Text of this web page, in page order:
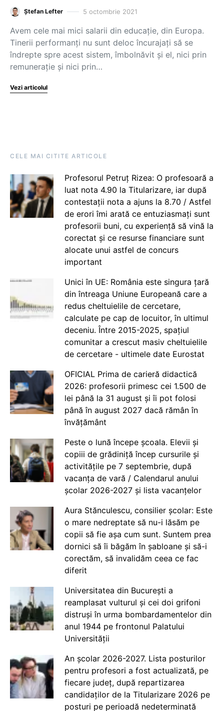
Ștefan Lefter 5 octombrie 2021
Avem cele mai mici salarii din educaţie, din Europa.
Tinerii performanţi nu sunt deloc încurajaţi să se
îndrepte spre acest sistem, îmbolnăvit şi el, nici prin
remuneraţie şi nici prin…
Vezi articolul
CELE MAI CITITE ARTICOLE
Profesorul Petruț Rizea: O profesoară a
luat nota 4.90 la Titularizare, iar după
contestații nota a ajuns la 8.70 / Astfel
de erori îmi arată ce entuziasmați sunt
profesorii buni, cu experiență să vină la
corectat și ce resurse financiare sunt
alocate unui astfel de concurs
important
Unici în UE: România este singura țară
din întreaga Uniune Europeană care a
redus cheltuielile de cercetare,
calculate pe cap de locuitor, în ultimul
deceniu. Între 2015-2025, spațiul
comunitar a crescut masiv cheltuielile
de cercetare - ultimele date Eurostat
OFICIAL Prima de carieră didactică
2026: profesorii primesc cei 1.500 de
lei până la 31 august și îi pot folosi
până în august 2027 dacă rămân în
învățământ
Peste o lună începe școala. Elevii și
copiii de grădiniță încep cursurile și
activitățile pe 7 septembrie, după
vacanța de vară / Calendarul anului
școlar 2026-2027 și lista vacanțelor
Aura Stănculescu, consilier școlar: Este
o mare nedreptate să nu-i lăsăm pe
copii să fie așa cum sunt. Suntem prea
dornici să îi băgăm în șabloane și să-i
corectăm, să invalidăm ceea ce fac
diferit
Universitatea din București a
reamplasat vulturul și cei doi grifoni
distruși în urma bombardamentelor din
anul 1944 pe frontonul Palatului
Universității
An școlar 2026-2027. Lista posturilor
pentru profesori a fost actualizată, pe
fiecare județ, după repartizarea
candidaților de la Titularizare 2026 pe
posturi pe perioadă nedeterminată